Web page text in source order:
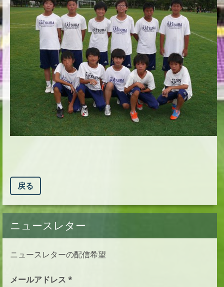
戻る
ニュースレター
ニュースレターの配信希望
メールアドレス *